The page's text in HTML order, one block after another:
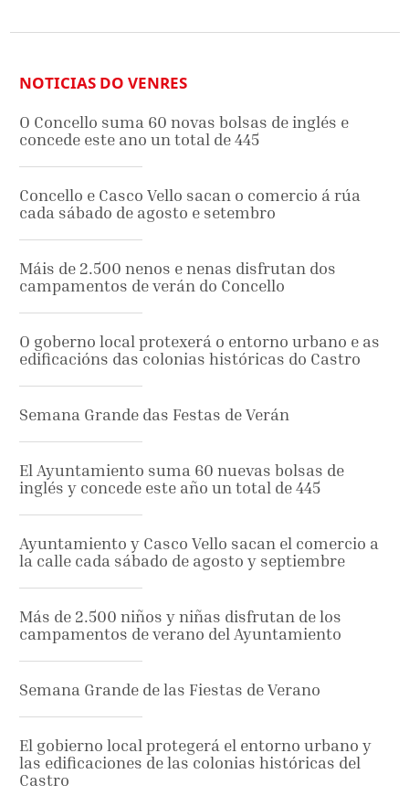
NOTICIAS DO VENRES
O Concello suma 60 novas bolsas de inglés e
concede este ano un total de 445
Concello e Casco Vello sacan o comercio á rúa
cada sábado de agosto e setembro
Máis de 2.500 nenos e nenas disfrutan dos
campamentos de verán do Concello
O goberno local protexerá o entorno urbano e as
edificacións das colonias históricas do Castro
Semana Grande das Festas de Verán
El Ayuntamiento suma 60 nuevas bolsas de
inglés y concede este año un total de 445
Ayuntamiento y Casco Vello sacan el comercio a
la calle cada sábado de agosto y septiembre
Más de 2.500 niños y niñas disfrutan de los
campamentos de verano del Ayuntamiento
Semana Grande de las Fiestas de Verano
El gobierno local protegerá el entorno urbano y
las edificaciones de las colonias históricas del
Castro